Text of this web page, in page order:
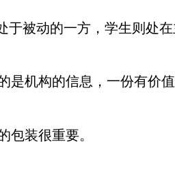
于被动的一方，学生则处
是机构的信息，一份有价
装很重要。